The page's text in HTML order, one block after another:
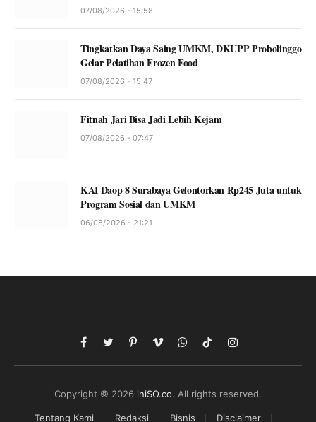
07/08/2026 - 15:58
Tingkatkan Daya Saing UMKM, DKUPP Probolinggo
Gelar Pelatihan Frozen Food
07/08/2026 - 15:47
Fitnah Jari Bisa Jadi Lebih Kejam
07/08/2026 - 07:47
KAI Daop 8 Surabaya Gelontorkan Rp245 Juta untuk
Program Sosial dan UMKM
06/08/2026 - 21:21
Facebook
TwitterPinterestVimeoWhatsApp
TikTokInstagram
Copyright © 2026 iniSO.co. All rights reserved.
Tentang Kami Redaksi Bisnis Disclaimer